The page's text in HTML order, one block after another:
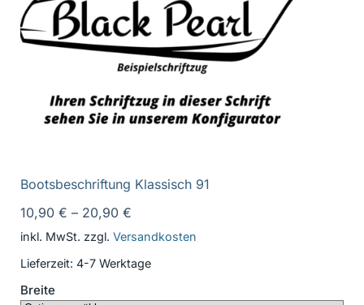
Bootsbeschriftung Klassisch 91
10,90 € – 20,90 €
inkl. MwSt. zzgl. Versandkosten
Lieferzeit: 4-7 Werktage
Breite